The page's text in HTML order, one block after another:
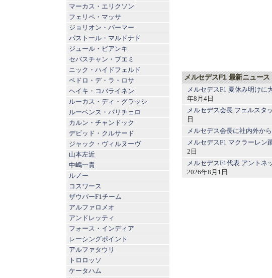
メルセデスF1 最新ニュース
メルセデスF1 夏休み明けに
年8月4日
メルセデス会長 フェルスタ
日
メルセデス会長に社内外か
メルセデスF1 マクラーレン
2日
メルセデスF1代表 アントネ
2026年8月1日
マーカス・エリクソン
フェリペ・マッサ
ジョリオン・パーマー
パストール・マルドナド
ジュール・ビアンキ
セバスチャン・ブエミ
ニック・ハイドフェルド
ペドロ・デ・ラ・ロサ
ヘイキ・コバライネン
ルーカス・ディ・グラッシ
ルーベンス・バリチェロ
カルン・チャンドック
デビッド・クルサード
ジャック・ヴィルヌーヴ
山本左近
中嶋一貴
ルノー
コスワース
ザウバーF1チーム
アルファロメオ
アンドレッティ
フォース・インディア
レーシングポイント
アルファタウリ
トロロッソ
ケータハム